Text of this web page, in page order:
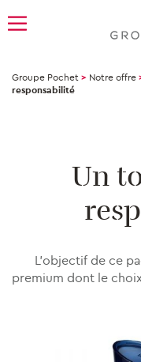
Groupe Pochet > Notre offre
responsabilité
Un
L’objectif de ce
premium dont le